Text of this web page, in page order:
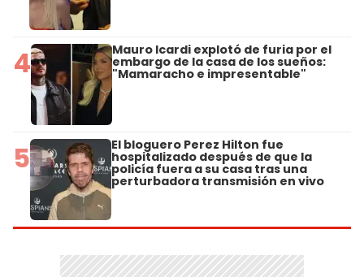
4 Mauro Icardi explotó de furia por el
embargo de la casa de los sueños:
"Mamaracho e impresentable"
5 El bloguero Perez Hilton fue
hospitalizado después de que la
policía fuera a su casa tras una
perturbadora transmisión en vivo